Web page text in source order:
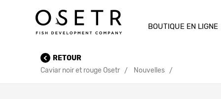
BOUTIQUE EN LIGNE
RETOUR
Caviar noir et rouge Osetr
Nouvelles